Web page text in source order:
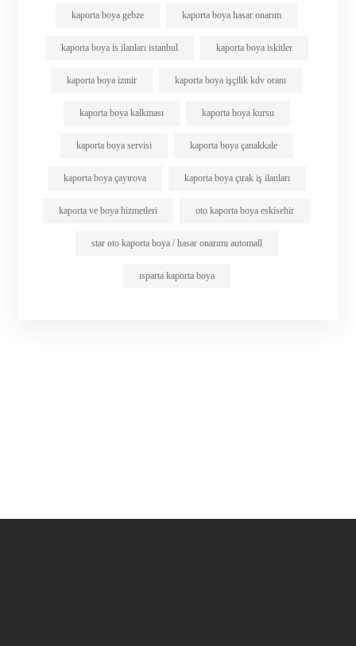
kaporta boya gebze kaporta boya hasar onarım
kaporta boya is ilanları istanbul kaporta boya iskitler
kaporta boya izmir kaporta boya işçilik kdv oranı
kaporta boya kalkması kaporta boya kursu
kaporta boya servisi kaporta boya çanakkale
kaporta boya çayırova kaporta boya çırak iş ilanları
kaporta ve boya hizmetleri oto kaporta boya eskisehir
star oto kaporta boya / hasar onarımı automall
ısparta kaporta boya